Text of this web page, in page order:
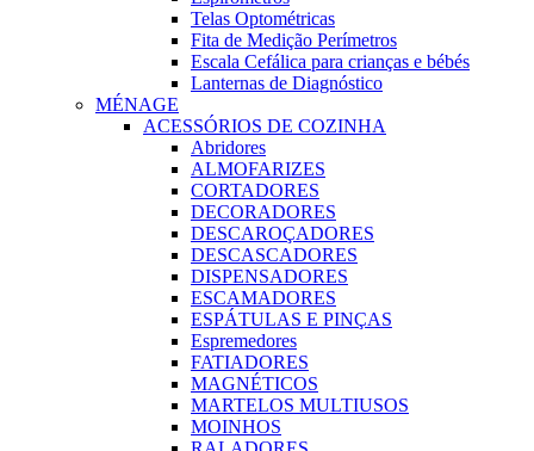
Telas Optométricas
Fita de Medição Perímetros
Escala Cefálica para crianças e bébés
Lanternas de Diagnóstico
MÉNAGE
ACESSÓRIOS DE COZINHA
Abridores
ALMOFARIZES
CORTADORES
DECORADORES
DESCAROÇADORES
DESCASCADORES
DISPENSADORES
ESCAMADORES
ESPÁTULAS E PINÇAS
Espremedores
FATIADORES
MAGNÉTICOS
MARTELOS MULTIUSOS
MOINHOS